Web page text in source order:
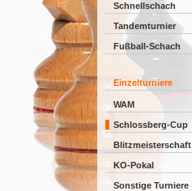
Schnellschach
Tandemturnier
Fußball-Schach
Einzelturniere
WAM
Schlossberg-Cup
Blitzmeisterschaft
KO-Pokal
Sonstige Turniere